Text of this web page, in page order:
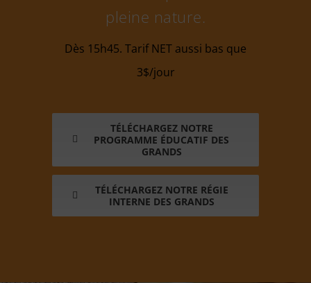
pleine nature.
Dès 15h45. Tarif NET aussi bas que
3$/jour
TÉLÉCHARGEZ NOTRE
PROGRAMME ÉDUCATIF DES
GRANDS
TÉLÉCHARGEZ NOTRE RÉGIE
INTERNE DES GRANDS